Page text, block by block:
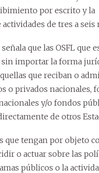
por escrito y la
de tres a seis
que las OSFL que
sin importar la forma
que reciban o
o privados nacionales,
y/o fondos
de otros
que tengan por objeto
o actuar sobre las
públicos o la